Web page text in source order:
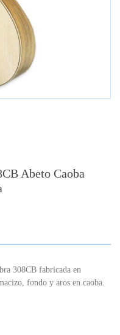
Abeto Caoba
308CB fabricada en
fondo y aros en caoba.